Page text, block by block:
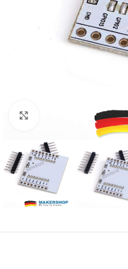
Click to enlarge